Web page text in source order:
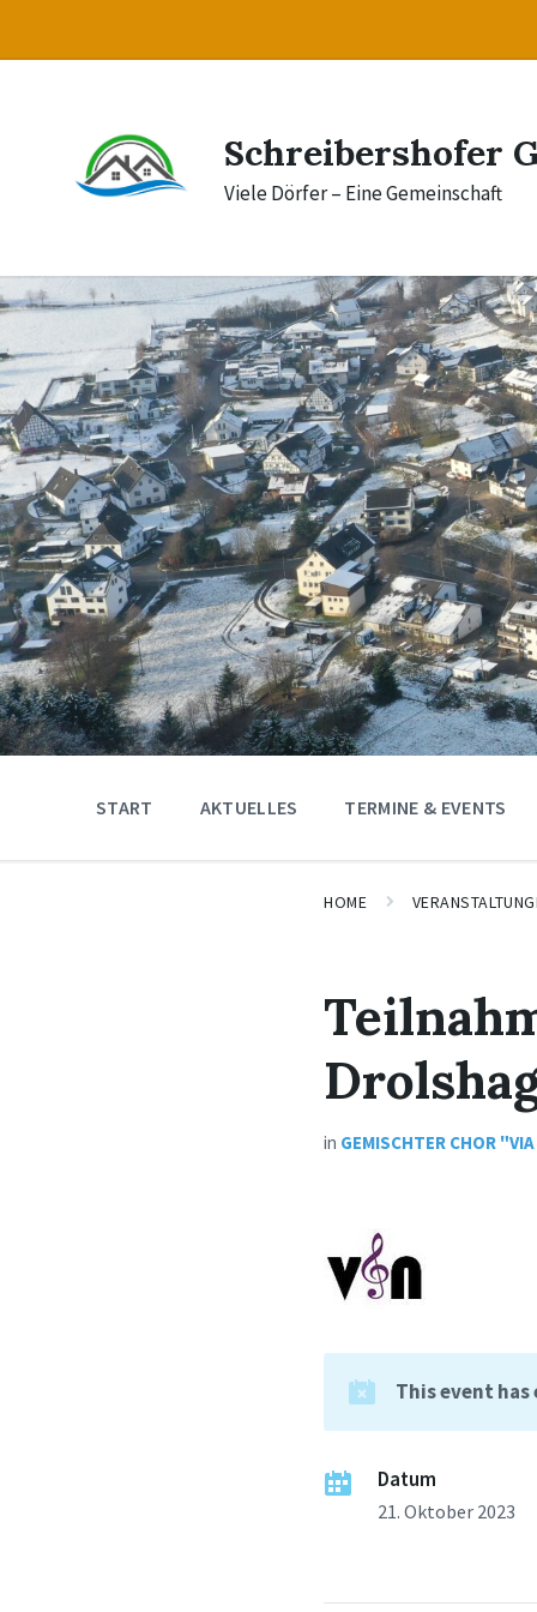
content
main
footer
Schreibershofer
Viele Dörfer – Eine Gemeinschaft
START AKTUELLES TERMINE & EVENTS
HOME
in GEMISCHTER CHOR
This event has
Datum
21. Oktober 2023